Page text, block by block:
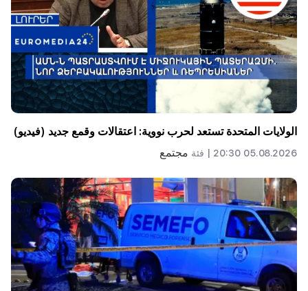
الولايات المتحدة تستعد لحرب نووية: اعتقالات وقمع جديد (فيديو)
05.08.2026 20:30 | فئة مجتمع